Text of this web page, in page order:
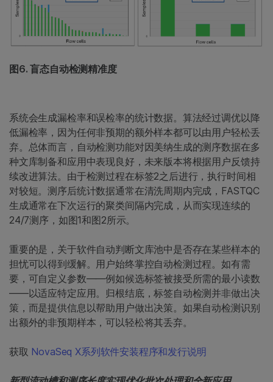
图6. 盲态自动检测精准度
系统会生成漏检率和误检率的统计数据。算法经过调优以降
低漏检率，因为任何非预期的额外样本都可以由用户轻松丢
弃。总体而言，自动检测功能对因美纳生成的测序数据在多
种文库制备和应用中表现良好，未来版本将根据用户反馈持
续改进算法。由于检测过程在标签2之后进行，执行时间相
对较短。测序后统计数据通常在清洗周期内完成，FASTQC
生成通常在下次运行的聚类间隔内完成，从而实现连续的
24/7测序，如图1和图2所示。
重要的是，关于软件自动判断文库池中是否存在某些样本的
担忧可以得到缓解。用户始终掌控自动检测过程。如有需
要，可自定义参数——例如候选标签被接受所需的最小读数
——以适应特定应用。归根结底，标签自动检测并非做出决
策，而是提供信息以帮助用户做出决策。如果自动检测识别
出额外的非预期样本，可以轻松将其丢弃。
获取 NovaSeq X系列软件安装程序和发行说明